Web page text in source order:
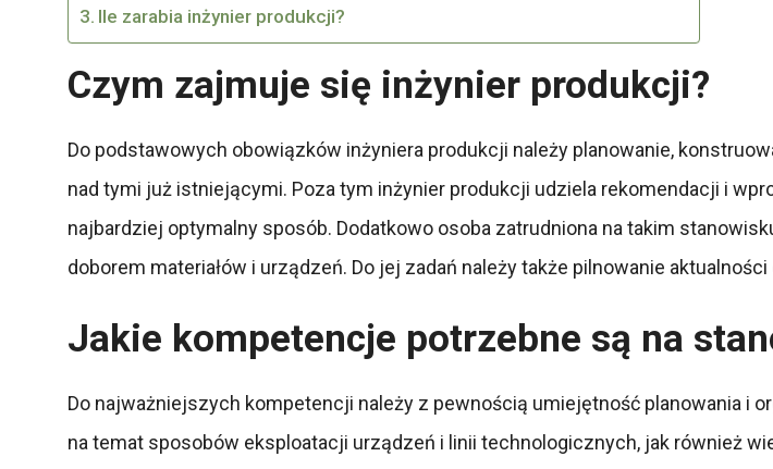
Ile zarabia inżynier produkcji?
Czym zajmuje się inżynier produkcji?
Do podstawowych obowiązków inżyniera produkcji należy planowanie,
nad tymi już istniejącymi. Poza tym inżynier produkcji udziela rekomendacji i
najbardziej optymalny sposób. Dodatkowo osoba zatrudniona na takim
doborem materiałów i urządzeń. Do jej zadań należy także pilnowanie
Jakie kompetencje potrzebne są na
Do najważniejszych kompetencji należy z pewnością umiejętność planowania i
na temat sposobów eksploatacji urządzeń i linii technologicznych, jak również